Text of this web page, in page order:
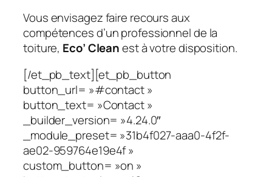
Vous envisagez faire recours aux
compétences d’un professionnel de la
toiture, Eco’ Cleanest à votre disposition.
[/et_pb_text][et_pb_button
button_url= »#contact »
button_text= »Contact »
_builder_version= »4.24.0″
_module_preset= »31b4f027-aaa0-4f2f-
ae02-959764e19e4f »
custom_button= »on »